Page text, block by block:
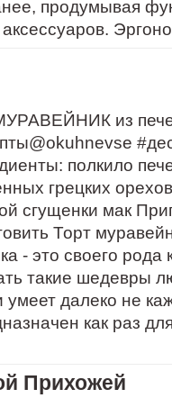
продумывая
из
полкило
грецких
сгущенки мак
Торт
- это своего рода
такие шедевры
умеет далеко не
как раз
Прихожей